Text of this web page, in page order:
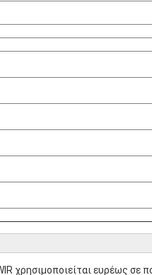
χρησιμοποιείται ευρέως σε